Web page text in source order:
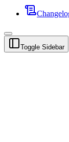
Toggle Sidebar